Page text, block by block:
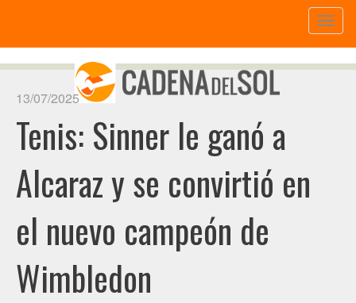
13/07/2025
Tenis: Sinner le ganó a
Alcaraz y se convirtió en
el nuevo campeón de
Wimbledon